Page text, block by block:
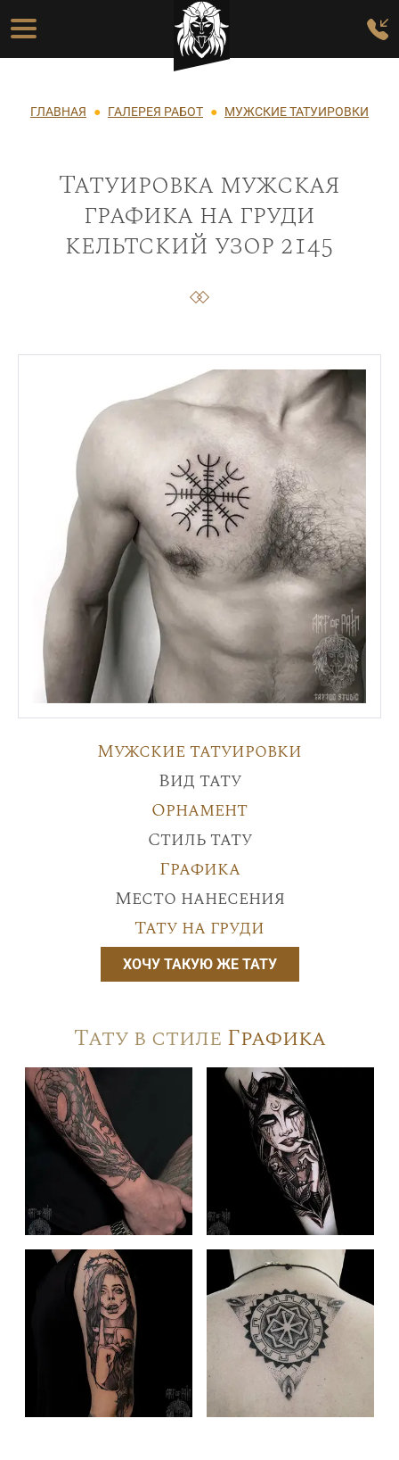
Перейти к основному содержанию
Основная навигация
Строка навигации
ГЛАВНАЯ ГАЛЕРЕЯ РАБОТ МУЖСКИЕ ТАТУИРОВКИ
Татуировка мужская
графика на груди
кельтский узор 2145
Мужские татуировки
Вид тату
Орнамент
Стиль тату
Графика
Место нанесения
Тату на груди
ХОЧУ ТАКУЮ ЖЕ ТАТУ
Тату в стиле Графика